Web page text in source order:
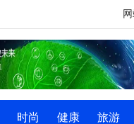
时尚 健康 旅游